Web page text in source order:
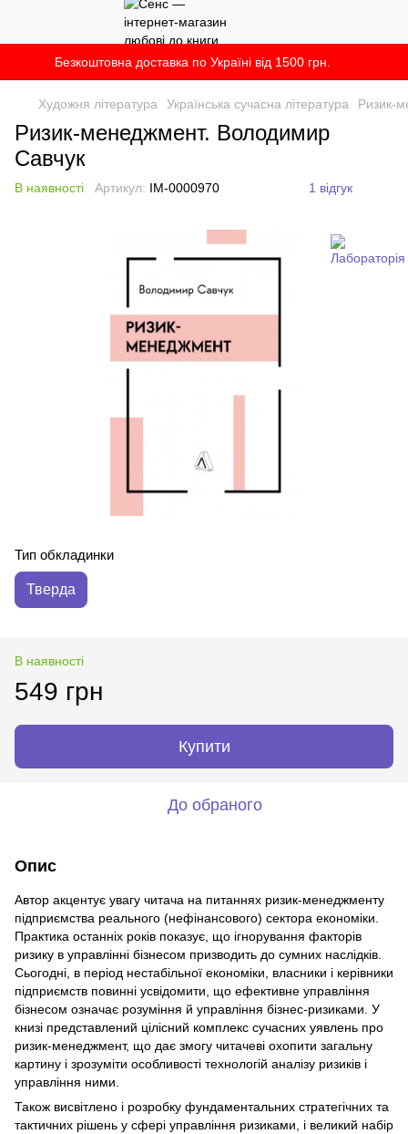
Безкоштовна доставка по Україні від 1500 грн.
Художня література Українська сучасна література Ризик-
Ризик-менеджмент. Володимир
Савчук
В наявності Артикул: IM-0000970 1 відгук
Тип обкладинки
Тверда
В наявності
549 грн
Купити
До обраного
Опис
Автор акцентує увагу читача на питаннях ризик-менеджменту
підприємства реального (нефінансового) сектора економіки.
Практика останніх років показує, що ігнорування факторів
ризику в управлінні бізнесом призводить до сумних наслідків.
Сьогодні, в період нестабільної економіки, власники і керівники
підприємств повинні усвідомити, що ефективне управління
бізнесом означає розуміння й управління бізнес-ризиками. У
книзі представлений цілісний комплекс сучасних уявлень про
ризик-менеджмент, що дає змогу читачеві охопити загальну
картину і зрозуміти особливості технологій аналізу ризиків і
управління ними.
Також висвітлено і розробку фундаментальних стратегічних та
тактичних рішень у сфері управління ризиками, і великий набір